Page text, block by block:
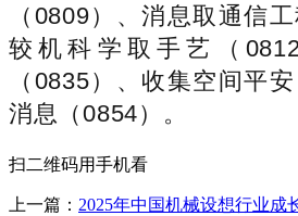
（0809）、消息取通信
较机科学取手艺（
（0835）、收集空间平
消息（0854）。
扫二维码用手机看
上一篇： 2025年中国机械设想行业成